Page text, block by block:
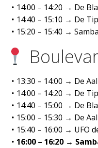
14:00 – 14:20 → De
14:40 – 15:10 → De
15:20 – 15:40 →
13:30 – 14:00 → De
14:00 – 14:20 → De
14:40 – 15:00 → De
15:00 – 15:30 → De
15:40 – 16:00 → UFO
16:00 – 16:20 →